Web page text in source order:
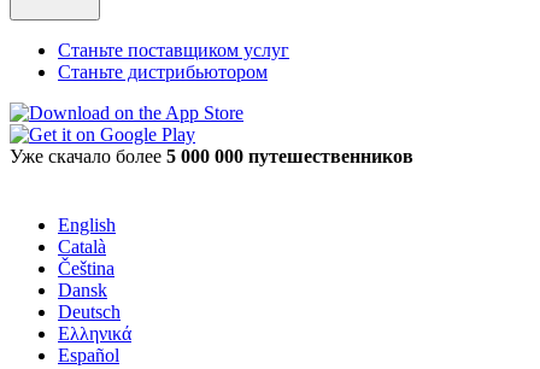
Станьте поставщиком услуг
Станьте дистрибьютором
Уже скачало более 5 000 000 путешественников
English
Català
Čeština
Dansk
Deutsch
Ελληνικά
Español